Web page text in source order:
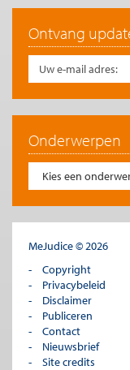
Ontvang
Onderwerpen
MeJudice © 2026
Copyright
Privacybeleid
Disclaimer
Publiceren
Contact
Nieuwsbrief
Site credits